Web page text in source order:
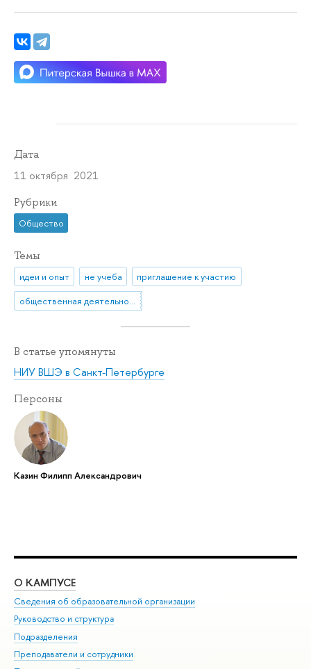
Дата
11 октября 2021
Рубрики
Общество
Темы
идеи и опыт не учеба
приглашение к участию
В статье упомянуты
НИУ ВШЭ в Санкт-Петербурге
Персоны
Казин Филипп Александрович
О КАМПУСЕ
Сведения об образовательной организации
Руководство и структура
Подразделения
Преподаватели и сотрудники